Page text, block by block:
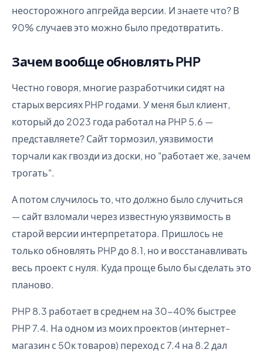
неосторожного апгрейда версии. И знаете что? В
90% случаев это можно было предотвратить.
Зачем вообще обновлять PHP
Честно говоря, многие разработчики сидят на
старых версиях PHP годами. У меня был клиент,
который до 2023 года работал на PHP 5.6 —
представляете? Сайт тормозил, уязвимости
торчали как гвозди из доски, но "работает же, зачем
трогать".
А потом случилось то, что должно было случиться
— сайт взломали через известную уязвимость в
старой версии интерпретатора. Пришлось не
только обновлять PHP до 8.1, но и восстанавливать
весь проект с нуля. Куда проще было бы сделать это
планово.
PHP 8.3 работает в среднем на 30-40% быстрее
PHP 7.4. На одном из моих проектов (интернет-
магазин с 50к товаров) переход с 7.4 на 8.2 дал